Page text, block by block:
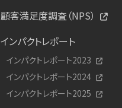
顧客満足度調査（NPS）
インパクトレポート
インパクトレポート2023
インパクトレポート2024
インパクトレポート2025